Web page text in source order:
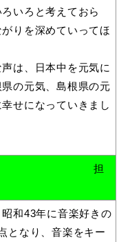
し）
いろと考えておら
りを深めていってほ
は、日本中を元気に
の元気、島根県の元
せになっていきまし
和43年に音楽好きの
となり、音楽をキー